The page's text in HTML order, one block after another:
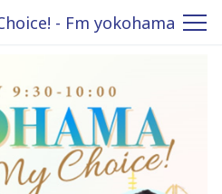
- Fm yokohama